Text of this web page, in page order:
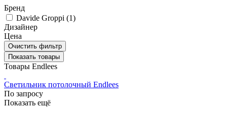
Бренд
Davide Groppi (1)
Дизайнер
Цена
Очистить фильтр
Показать товары
Товары Endlees
Светильник потолочный Endlees
По запросу
Показать ещё